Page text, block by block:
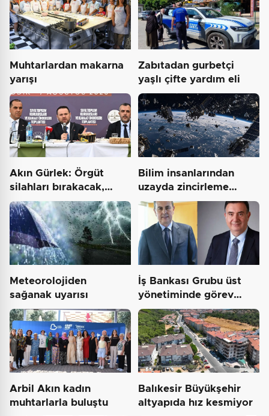
Muhtarlardan makarna
yarışı
Zabıtadan gurbetçi
yaşlı çifte yardım eli
Akın Gürlek: Örgüt
silahları bırakacak,
mağaraları boşaltacak…
Bilim insanlarından
uzayda zincirleme
felaket uyarısı
Meteorolojiden
sağanak uyarısı
İş Bankası Grubu üst
yönetiminde görev
değişimi
Arbil Akın kadın
muhtarlarla buluştu
Balıkesir Büyükşehir
altyapıda hız kesmiyor